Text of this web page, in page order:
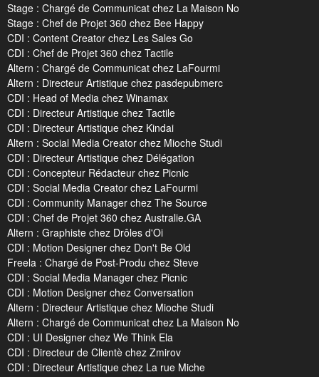
Stage : Chargé de Communicat chez La Maison No
Stage : Chef de Projet 360 chez Bee Happy
CDI : Content Creator chez Les Sales Go
CDI : Chef de Projet 360 chez Tactile
Altern : Chargé de Communicat chez LaFourmi
Altern : Directeur Artistique chez pasdepubmerc
CDI : Head of Media chez Winamax
CDI : Directeur Artistique chez Tactile
CDI : Directeur Artistique chez Kindai
Altern : Social Media Creator chez Mioche Studi
CDI : Directeur Artistique chez Délégation
CDI : Concepteur Rédacteur chez Picnic
CDI : Social Media Creator chez LaFourmi
CDI : Community Manager chez The Source
CDI : Chef de Projet 360 chez Australie.GA
Altern : Graphiste chez Drôles d'Oi
CDI : Motion Designer chez Don't Be Old
Freela : Chargé de Post-Produ chez Steve
CDI : Social Media Manager chez Picnic
CDI : Motion Designer chez Conversation
Altern : Directeur Artistique chez Mioche Studi
Altern : Chargé de Communicat chez La Maison No
CDI : UI Designer chez We Think Ela
CDI : Directeur de Clientè chez Zmirov
CDI : Directeur Artistique chez La rue Miche